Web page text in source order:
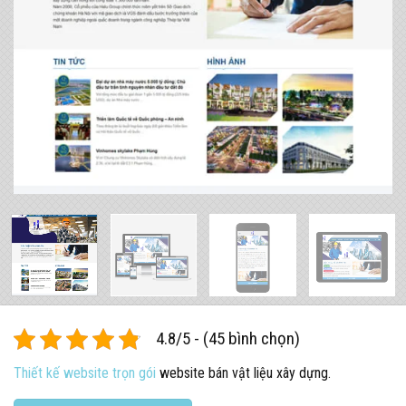
4.8/5 - (45 bình chọn)
Thiết kế website trọn gói website bán vật liệu xây dựng.